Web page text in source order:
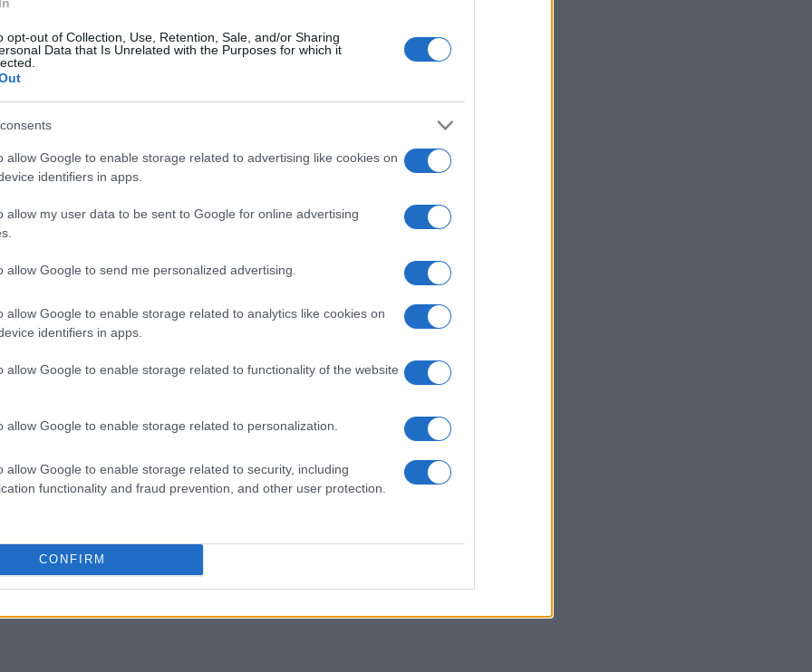
opt-out of Collection, Use, Retention, Sale, and/or Sharing
Data that Is Unrelated with the Purposes for which it
allow Google to enable storage related to advertising like cookies on
identifiers in apps.
allow my user data to be sent to Google for online advertising
allow Google to send me personalized advertising.
allow Google to enable storage related to analytics like cookies on
identifiers in apps.
allow Google to enable storage related to functionality of the website
allow Google to enable storage related to personalization.
allow Google to enable storage related to security, including
functionality and fraud prevention, and other user protection.
CONFIRM
tra domanda e offerta.
qualità del lavoro
64 anni è stimato al 77,0% nel 2026, in
al livello pre-pandemico del 2019
ricorso al
femminile rimane indietro
miglioramento richiede ulteriori interventi
maschile passa dall’83,3% del 2026
sale dal 68,0% al 69,6%, riducendo il
percentuali. È inoltre migliorata la condizione
di occupati nelle fasce di età più mature,
influenzano la composizione della forza